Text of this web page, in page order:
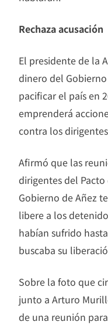
Rechaza acusación
El presidente de la
dinero del
pacificar el país en
emprenderá
contra los
Afirmó que las
dirigentes del Pacto
Gobierno de Añez
libere a los
habían sufrido
buscaba su
Sobre la foto que
junto a Arturo
de una reunión